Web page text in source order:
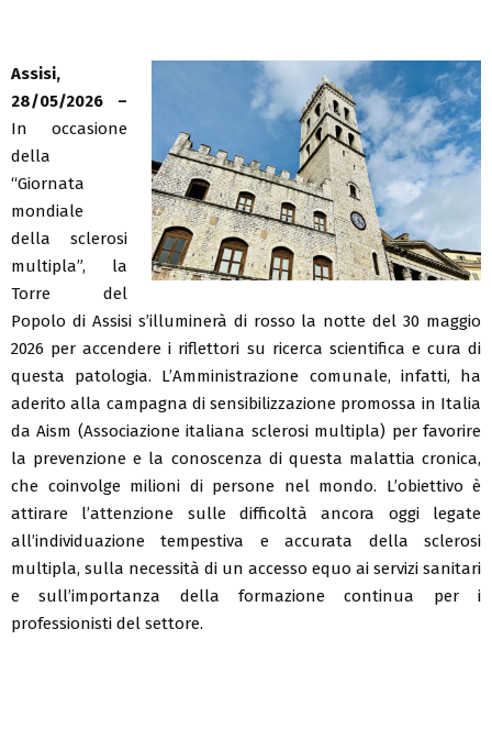
Assisi,
28/05/2026 –
In occasione
della
“Giornata
mondiale
della sclerosi
multipla”, la
Torre del
Popolo di Assisi s’illuminerà di rosso la notte del 30 maggio
2026 per accendere i riflettori su ricerca scientifica e cura di
questa patologia. L’Amministrazione comunale, infatti, ha
aderito alla campagna di sensibilizzazione promossa in Italia
da Aism (Associazione italiana sclerosi multipla) per favorire
la prevenzione e la conoscenza di questa malattia cronica,
che coinvolge milioni di persone nel mondo. L’obiettivo è
attirare l’attenzione sulle difficoltà ancora oggi legate
all’individuazione tempestiva e accurata della sclerosi
multipla, sulla necessità di un accesso equo ai servizi sanitari
e sull’importanza della formazione continua per i
professionisti del settore.